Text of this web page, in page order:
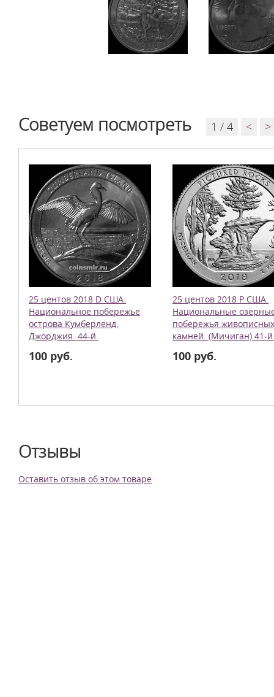
Советуем посмотреть 1 / 4 < >
25 центов 2018 D США.
Национальное побережье
острова Кумберленд.
Джорджия. 44-й.
100 руб.
25 центов 2018 Р США.
Национальные
побережья живописных
камней. (Мичиган) 41-
100 руб.
Отзывы
Оставить отзыв об этом товаре